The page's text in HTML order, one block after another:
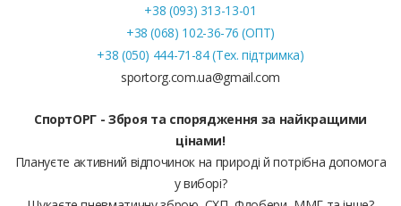
+38 (093) 313-13-01
+38 (068) 102-36-76 (ОПТ)
+38 (050) 444-71-84 (Тех. підтримка)
sportorg.com.ua@gmail.com
СпортОРГ - Зброя та спорядження за найкращими
цінами!
Плануєте активний відпочинок на природі й потрібна допомога
у виборі?